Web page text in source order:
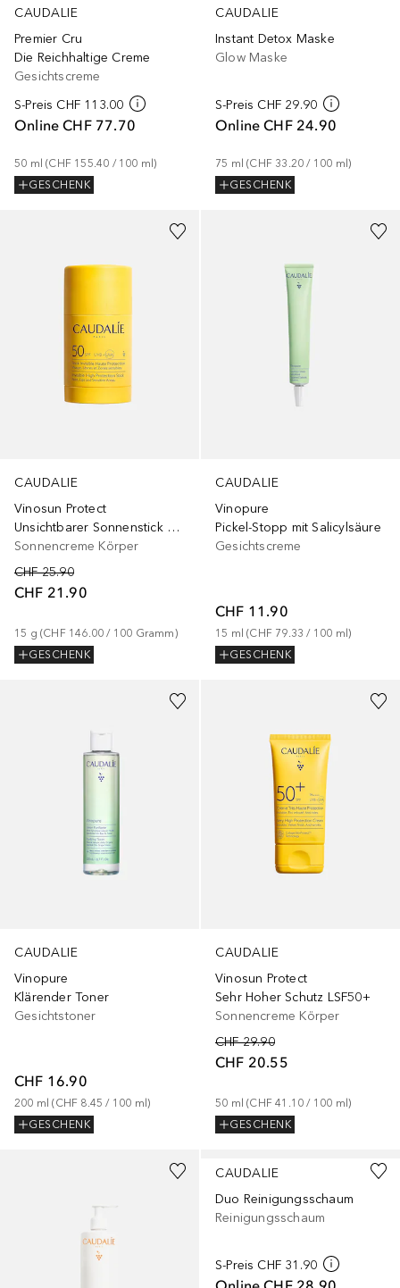
CAUDALIE
Premier Cru
Die Reichhaltige Creme
Gesichtscreme
S-Preis CHF 113.00
Online CHF 77.70
50 ml (CHF 155.40 / 100 ml)
GESCHENK
CAUDALIE
Instant Detox Maske
Glow Maske
S-Preis CHF 29.90
Online CHF 24.90
75 ml (CHF 33.20 / 100 ml)
GESCHENK
CAUDALIE
Vinosun Protect
Unsichtbarer Sonnenstick Hoher Schutz LSF50
Sonnencreme Körper
CHF 25.90
CHF 21.90
15 g (CHF 146.00 / 100 Gramm)
GESCHENK
CAUDALIE
Vinopure
Pickel-Stopp mit Salicylsäure
Gesichtscreme
CHF 11.90
15 ml (CHF 79.33 / 100 ml)
GESCHENK
CAUDALIE
Vinopure
Klärender Toner
Gesichtstoner
CHF 16.90
200 ml (CHF 8.45 / 100 ml)
GESCHENK
CAUDALIE
Vinosun Protect
Sehr Hoher Schutz LSF50+
Sonnencreme Körper
CHF 29.90
CHF 20.55
50 ml (CHF 41.10 / 100 ml)
GESCHENK
CAUDALIE
Duo Reinigungsschaum
Reinigungsschaum
S-Preis CHF 31.90